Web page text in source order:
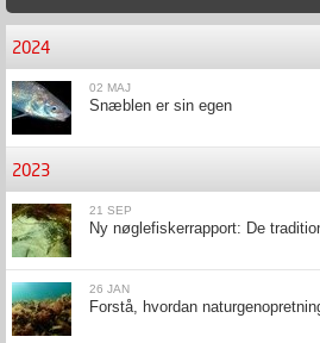
2024
02 MAJ
Snæblen er sin egen
2023
21 SEP
Ny nøglefiskerrapport: De
26 JAN
Forstå, hvordan